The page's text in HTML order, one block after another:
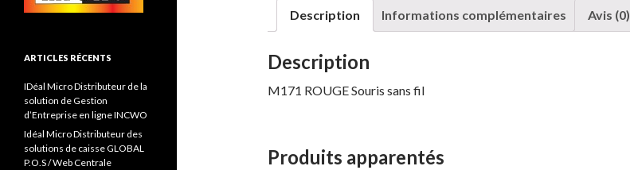
Description Informations complémentaires Avis (0)
Description
M171 ROUGE Souris sans fil
Produits apparentés
ARTICLES RÉCENTS
IDéal Micro Distributeur de la
solution de Gestion
d’Entreprise en ligne INCWO
Idéal Micro Distributeur des
solutions de caisse GLOBAL
P.O.S / Web Centrale